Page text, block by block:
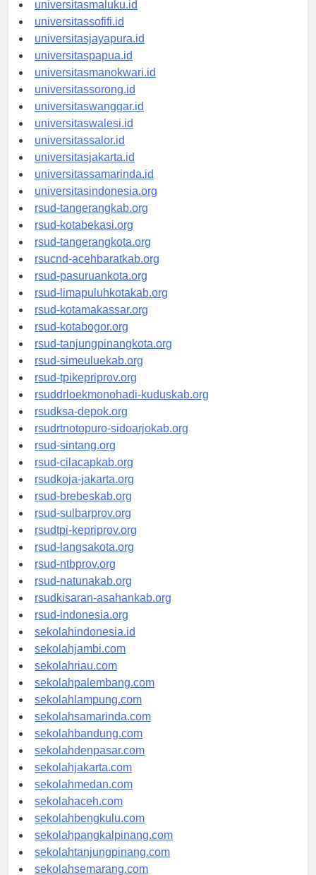
universitasmaluku.id
universitassofifi.id
universitasjayapura.id
universitaspapua.id
universitasmanokwari.id
universitassorong.id
universitaswanggar.id
universitaswalesi.id
universitassalor.id
universitasjakarta.id
universitassamarinda.id
universitasindonesia.org
rsud-tangerangkab.org
rsud-kotabekasi.org
rsud-tangerangkota.org
rsucnd-acehbaratkab.org
rsud-pasuruankota.org
rsud-limapuluhkotakab.org
rsud-kotamakassar.org
rsud-kotabogor.org
rsud-tanjungpinangkota.org
rsud-simeuluekab.org
rsud-tpikepriprov.org
rsuddrloekmonohadi-kuduskab.org
rsudksa-depok.org
rsudrtnotopuro-sidoarjokab.org
rsud-sintang.org
rsud-cilacapkab.org
rsudkoja-jakarta.org
rsud-brebeskab.org
rsud-sulbarprov.org
rsudtpi-kepriprov.org
rsud-langsakota.org
rsud-ntbprov.org
rsud-natunakab.org
rsudkisaran-asahankab.org
rsud-indonesia.org
sekolahindonesia.id
sekolahjambi.com
sekolahriau.com
sekolahpalembang.com
sekolahlampung.com
sekolahsamarinda.com
sekolahbandung.com
sekolahdenpasar.com
sekolahjakarta.com
sekolahmedan.com
sekolahaceh.com
sekolahbengkulu.com
sekolahpangkalpinang.com
sekolahtanjungpinang.com